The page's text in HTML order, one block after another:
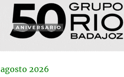
agosto 2026